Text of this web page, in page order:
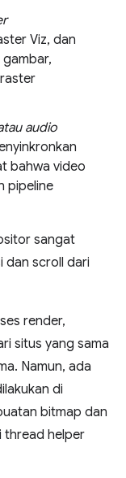
Viz, dan
audio
bahwa video
pipeline
sangat
dan scroll dari
render,
situs yang sama
Namun, ada
di
bitmap dan
thread helper